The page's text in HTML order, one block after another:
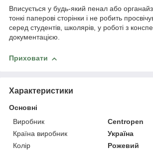
Вписується у будь-який пенал або
тонкі паперові сторінки і не робить
серед студентів, школярів, у роботі з
документацією.
Приховати
Характеристики
Основні
Виробник
Centropen
Країна виробник
Україна
Колір
Рожевий